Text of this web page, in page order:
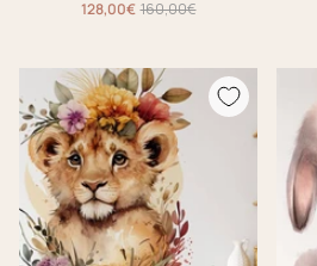
128,00€ 160,00€